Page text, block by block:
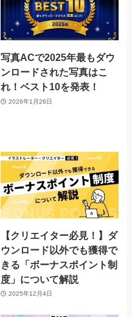
写真ACで2025年最もダウ
ンロードされた写真はこ
れ！ベスト10を発表！
2026年1月26日
【クリエイター必見！】ダ
ウンロード以外でも獲得で
きる「ボーナスポイント制
度」について解説
2025年12月4日